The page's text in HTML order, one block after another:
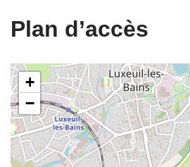
Plan d’accès
+
−